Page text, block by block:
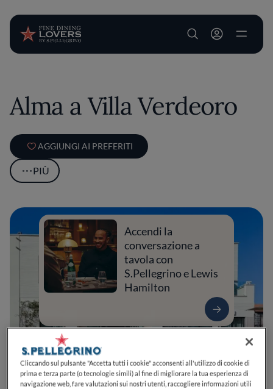
User account
Alma a Villa Verdeoro
AGGIUNGI AI PREFERITI
PIÙ
Accendi la
conversazione a
tavola con
S.Pellegrino e Lewis
Hamilton
Cliccando sul pulsante "Accetta tutti i cookie" acconsenti all'utilizzo di cookie di
prima e terza parte (o tecnologie simili) al fine di migliorare la tua esperienza di
navigazione web, fare valutazioni sui nostri utenti, raccogliere informazioni utili